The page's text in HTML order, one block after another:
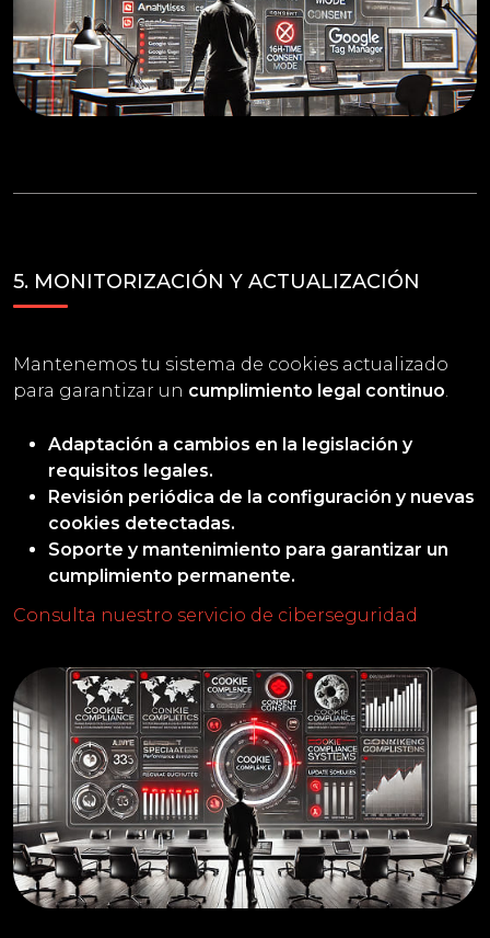
5. MONITORIZACIÓN Y ACTUALIZACIÓN
Mantenemos tu sistema de cookies actualizado
para garantizar un cumplimiento legal continuo.
Adaptación a cambios en la legislación y
requisitos legales.
Revisión periódica de la configuración y nuevas
cookies detectadas.
Soporte y mantenimiento para garantizar un
cumplimiento permanente.
Consulta nuestro servicio de ciberseguridad